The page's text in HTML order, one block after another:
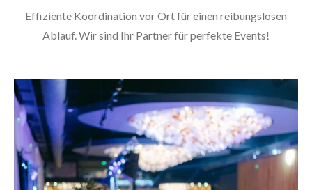
Effiziente Koordination vor Ort für einen reibungslosen
Ablauf. Wir sind Ihr Partner für perfekte Events!